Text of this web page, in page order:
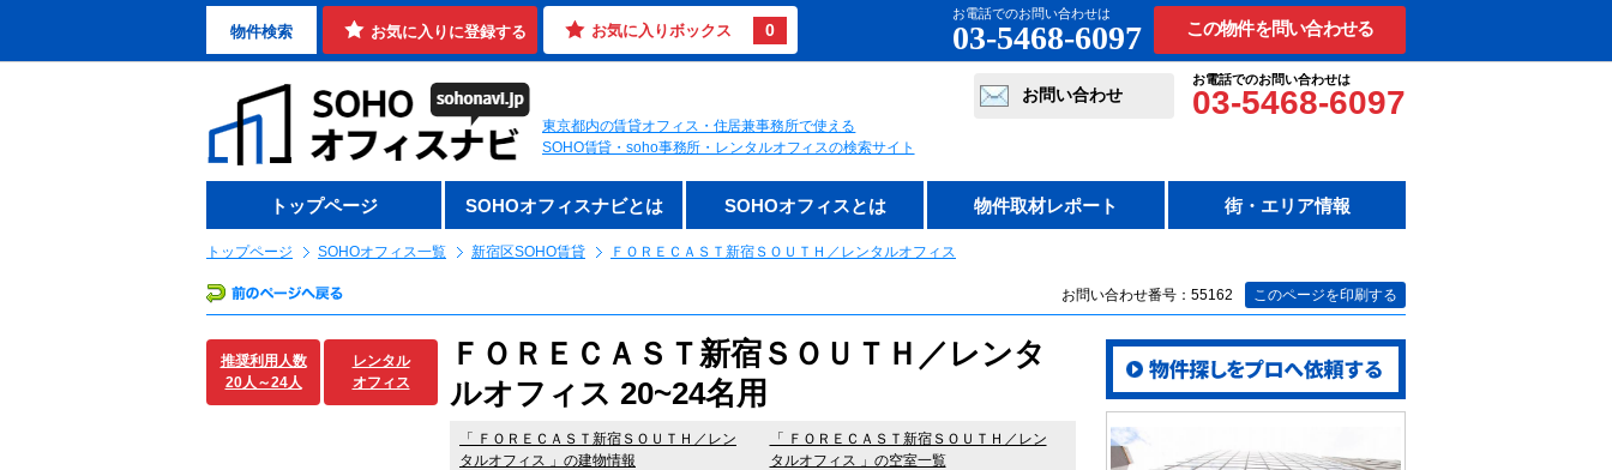
物件検索 お気に入りに登録する お気に入りボックス 0
お電話でのお問い合わせは
03-5468-6097 この物件を問い合わせる
東京都内の賃貸オフィス・住居兼事務所で使える
SOHO賃貸・soho事務所・レンタルオフィスの検索サイト
お電話でのお問い合わせは
03-5468-6097
お問い合わせ
トップページ SOHOオフィスナビとは SOHOオフィスとは 物件取材レポート 街・エリア情報
トップページ SOHOオフィス一覧 新宿区SOHO賃貸 ＦＯＲＥＣＡＳＴ新宿ＳＯＵＴＨ／レンタルオフィス
お問い合わせ番号：55162 このページを印刷する
推奨利用人数
20人～24人
レンタル
オフィス
ＦＯＲＥＣＡＳＴ新宿ＳＯＵＴＨ／レンタ
ルオフィス 20~24名用
「
ＦＯＲＥＣＡＳＴ新宿ＳＯＵＴＨ／レン
タルオフィス 」の建物情報
「 ＦＯＲＥＣＡＳＴ新宿ＳＯＵＴＨ／レン
タルオフィス 」の空室一覧